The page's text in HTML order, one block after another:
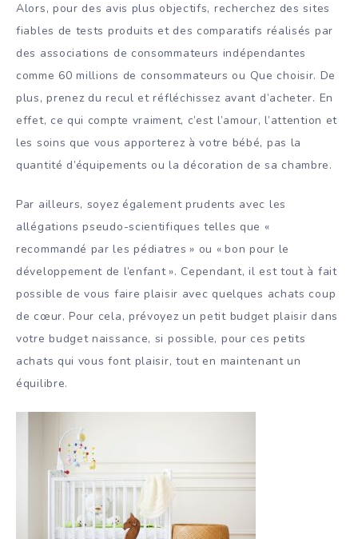
Alors, pour des avis plus objectifs, recherchez des sites
fiables de tests produits et des comparatifs réalisés par
des associations de consommateurs indépendantes
comme 60 millions de consommateurs ou Que choisir. De
plus, prenez du recul et réfléchissez avant d’acheter. En
effet, ce qui compte vraiment, c’est l’amour, l’attention et
les soins que vous apporterez à votre bébé, pas la
quantité d’équipements ou la décoration de sa chambre.
Par ailleurs, soyez également prudents avec les
allégations pseudo-scientifiques telles que «
recommandé par les pédiatres » ou « bon pour le
développement de l’enfant ». Cependant, il est tout à fait
possible de vous faire plaisir avec quelques achats coup
de cœur. Pour cela, prévoyez un petit budget plaisir dans
votre budget naissance, si possible, pour ces petits
achats qui vous font plaisir, tout en maintenant un
équilibre.